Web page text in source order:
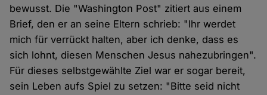
bewusst. Die "Washington Post" zitiert aus einem
Brief, den er an seine Eltern schrieb: "Ihr werdet
mich für verrückt halten, aber ich denke, dass es
sich lohnt, diesen Menschen Jesus nahezubringen".
Für dieses selbstgewählte Ziel war er sogar bereit,
sein Leben aufs Spiel zu setzen: "Bitte seid nicht